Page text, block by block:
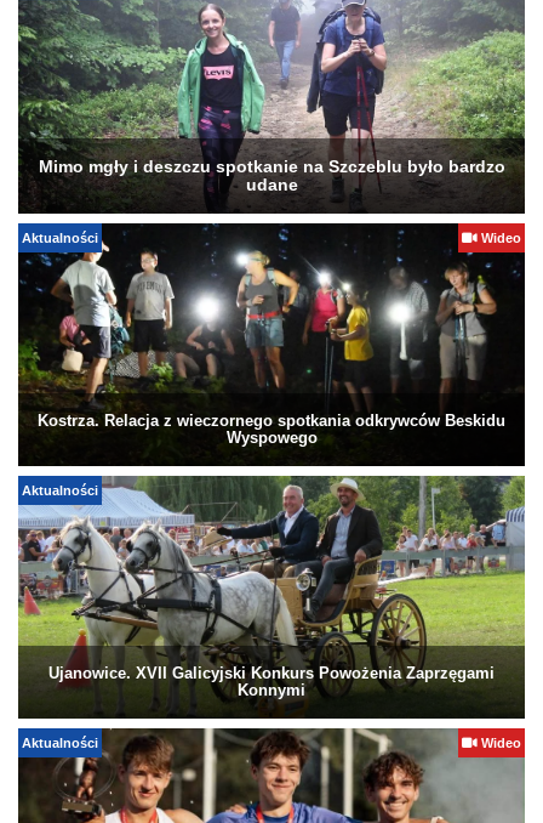
Mimo mgły i deszczu spotkanie na Szczeblu było bardzo
udane
Aktualności Wideo
Kostrza. Relacja z wieczornego spotkania odkrywców Beskidu
Wyspowego
Aktualności
Ujanowice. XVII Galicyjski Konkurs Powożenia Zaprzęgami
Konnymi
Aktualności Wideo